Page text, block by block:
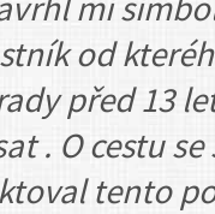
od
před 13
. O cestu
tento